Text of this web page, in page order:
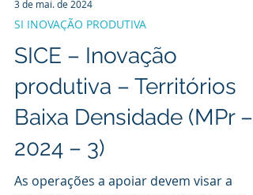
3 de mai. de 2024
SI INOVAÇÃO PRODUTIVA
SICE – Inovação
produtiva – Territórios